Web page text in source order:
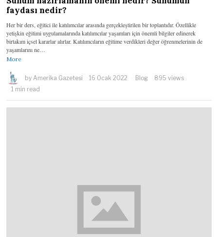
faydası nedir?
Her bir ders, eğitici ile katılımcılar arasında gerçekleştirilen bir toplantıdır. Özellikle
yetişkin eğitimi uygulamalarında katılımcılar yaşamları için önemli bilgiler edinerek
birtakım içsel kararlar alırlar. Katılımcıların eğitime verdikleri değer öğrenmelerinin de
yaşamlarını ne…
More
byAmerika Gazetesi 16 Ocak 2022 Blog
895 views
1 min read